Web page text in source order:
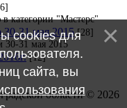
категории "Мастерс"
31 мая 2015 [28]
30-31 мая 2015
[12]
области © 2026
cookies для
сайта, вы